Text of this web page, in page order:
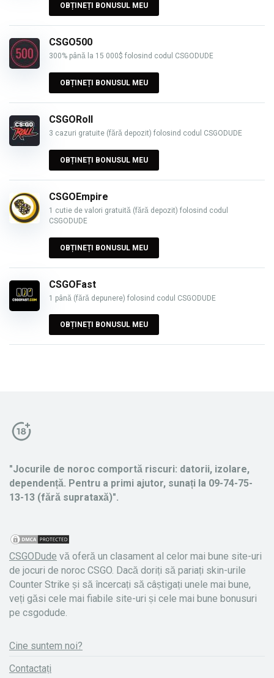
OBȚINEȚI BONUSUL MEU
CSGO500
300% până la 15 000$ folosind codul CSGODUDE
OBȚINEȚI BONUSUL MEU
CSGORoll
3 cazuri gratuite (fără depozit) folosind codul CSGODUDE
OBȚINEȚI BONUSUL MEU
CSGOEmpire
1 cutie de valori gratuită (fără depozit) folosind codul
CSGODUDE
OBȚINEȚI BONUSUL MEU
CSGOFast
1 până (fără depunere) folosind codul CSGODUDE
OBȚINEȚI BONUSUL MEU
"Jocurile de noroc comportă riscuri: datorii, izolare,
dependență. Pentru a primi ajutor, sunați la 09-74-75-
13-13 (fără suprataxă)".
CSGODude vă oferă un clasament al celor mai bune site-uri
de jocuri de noroc CSGO. Dacă doriți să pariați skin-urile
Counter Strike și să încercați să câștigați unele mai bune,
veți găsi cele mai fiabile site-uri și cele mai bune bonusuri
pe csgodude.
Cine suntem noi?
Contactați